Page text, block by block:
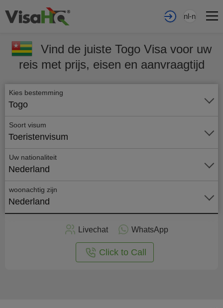
nl-nl
Vind de juiste Togo Visa voor uw
reis met prijs, eisen en aanvraagtijd
Kies bestemming
Togo
Soort visum
Toeristenvisum
Uw nationaliteit
Nederland
woonachtig zijn
Nederland
Livechat WhatsApp
Click to Call